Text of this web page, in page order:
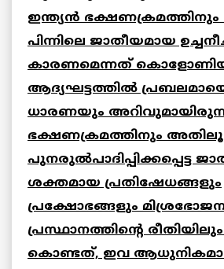
ഇന്ത്യന്‍
പിന്നിലെ ജാതീയമായ
കാരണമെന്നത്
ആദ്യഘട്ടത്തില്‍
ധാരണയും
ഭക്ഷണക്രമത്തിനും
പുനരുല്‍പാദിപ്പിക്കപ്പെട്ട
ശക്തമായ പ്രതിഷേധങ്ങളും
പ്രക്ഷോഭങ്ങളും
പ്രസ്ഥാനത്തിന്റെ
കൊണ്ടത്, ഇവ